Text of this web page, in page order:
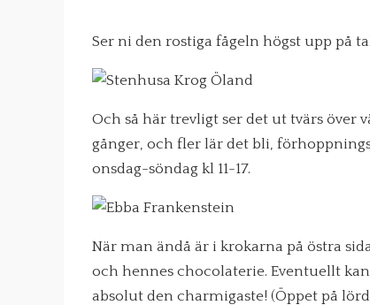
Ser ni den rostiga fågeln högst upp på
Och så här trevligt ser det ut tvärs över
gånger, och fler lär det bli,
onsdag-söndag kl 11-17.
När man ändå är i krokarna på östra
och hennes chocolaterie. Eventuellt
absolut den charmigaste! (Öppet på